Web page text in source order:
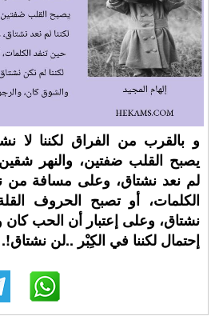
و بالقرب من الفراق لكننا لا
يصبح القلب ضفتين، والنهر شقين
لم نعد نشتاق، وعلى مسافة من
الكلمات، أو تصبح الحروف
نشتاق، وعلى إعتبار أن الحب
إحتمال لكننا في الكِبْر ..لن نشتاق!.